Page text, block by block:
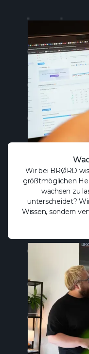
Wir bei BRØRD
größtmöglichen
wachsen zu
unterscheidet?
Wissen, sondern